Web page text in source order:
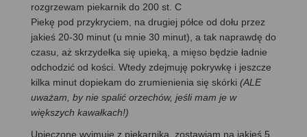
rozgrzewam piekarnik do 200 st. C
Piekę pod przykryciem, na drugiej półce od dołu przez
jakieś 20-30 minut (u mnie 30 minut), a tak naprawdę do
czasu, aż skrzydełka się upieką, a mięso będzie ładnie
odchodzić od kości. Wtedy zdejmuję pokrywkę i jeszcze
kilka minut dopiekam do zrumienienia się skórki (ALE
uważam, by nie spalić orzechów, jeśli mam je w
większych kawałkach!)
Upieczone wyjmuję z piekarnika, zostawiam na jakieś 5